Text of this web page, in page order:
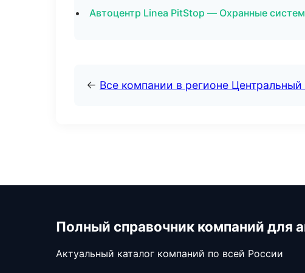
Автоцентр Linea PitStop — Охранные
← Все компании в регионе
Полный справочник компаний для
Актуальный каталог компаний по всей России